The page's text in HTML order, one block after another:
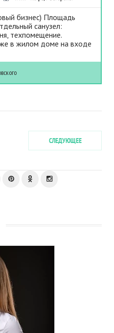
бизнес) Площадь
санузел:
техпомещение.
в жилом доме на входе
СЛЕДУЮЩЕЕ